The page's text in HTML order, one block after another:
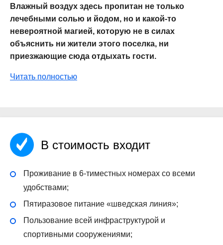
Влажный воздух здесь пропитан не только
лечебными солью и йодом, но и какой-то
невероятной магией, которую не в силах
объяснить ни жители этого поселка, ни
приезжающие сюда отдыхать гости.
Читать полностью
В стоимость входит
Проживание в 6-тиместных номерах со всеми
удобствами;
Пятиразовое питание «шведская линия»;
Пользование всей инфраструктурой и
спортивными сооружениями;